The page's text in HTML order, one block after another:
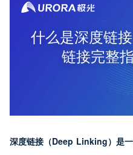
什么是深度链
链接完整
深度链接（Deep Linking）是